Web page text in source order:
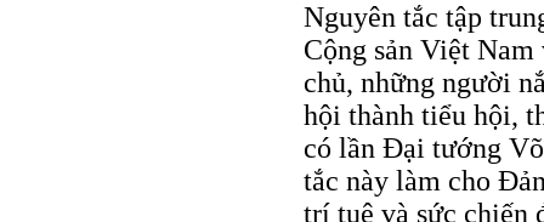
Nguyên tắc tập
Cộng sản Việt
chủ, những người
hội thành tiểu hội,
có lần Đại tướng
tắc này làm cho
trí tuệ và sức chiến